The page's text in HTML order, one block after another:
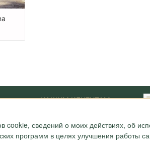
cookie, сведений о моих действиях, об
программ в целях улучшения работы
НАШИМ КЛИЕНТАМ
Журнал "Путеводитель"
Полезные статьи